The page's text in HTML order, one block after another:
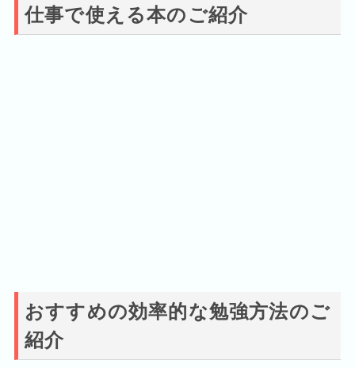
仕事で使える本のご紹介
おすすめの効率的な勉強方法のご
紹介